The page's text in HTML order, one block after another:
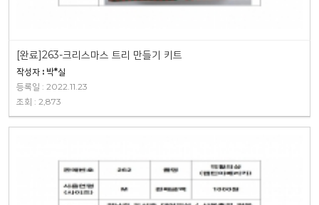
[완료]263-크리스마스 트리 만들기 키트
작성자 : 박*실
등록일 : 2022.11.23
조회 : 2,873